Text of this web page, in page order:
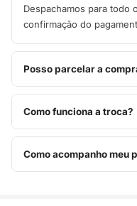
Despachamos para todo
confirmação do
Posso parcelar a
Sim, parcelamos em até
ou pague à vista no Pix
Como funciona a troca?
Você tem 7 dias após o
Basta entrar em contato
Como acompanho meu